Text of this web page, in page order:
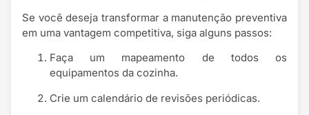
Se você deseja transformar a manutenção preventiva
em uma vantagem competitiva, siga alguns passos:
Faça um mapeamento de todos os
equipamentos da cozinha.
Crie um calendário de revisões periódicas.